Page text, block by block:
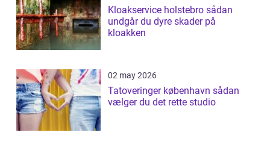
Kloakservice holstebro sådan
undgår du dyre skader på
kloakken
02 may 2026
Tatoveringer københavn sådan
vælger du det rette studio